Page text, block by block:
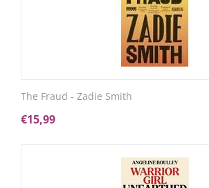
The Fraud - Zadie Smith
€15,99